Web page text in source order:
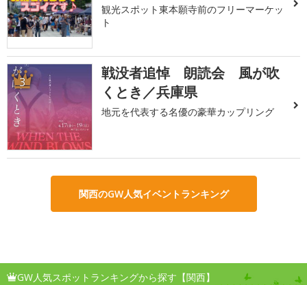
観光スポット東本願寺前のフリーマーケッ
ト
3
戦没者追悼 朗読会 風が吹
くとき／兵庫県
地元を代表する名優の豪華カップリング
関西のGW人気イベントランキング
GW人気スポットランキングから探す【関西】